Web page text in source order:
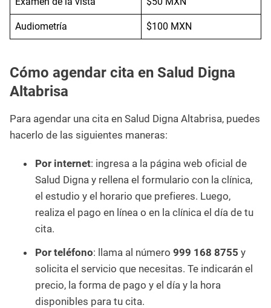
Audiometría $100 MXN
Cómo agendar cita en Salud Digna
Altabrisa
Para agendar una cita en Salud Digna Altabrisa, puedes
hacerlo de las siguientes maneras:
Por internet: ingresa a la página web oficial de
Salud Digna y rellena el formulario con la clínica,
el estudio y el horario que prefieres. Luego,
realiza el pago en línea o en la clínica el día de tu
cita.
Por teléfono: llama al número 999 168 8755 y
solicita el servicio que necesitas. Te indicarán el
precio, la forma de pago y el día y la hora
disponibles para tu cita.